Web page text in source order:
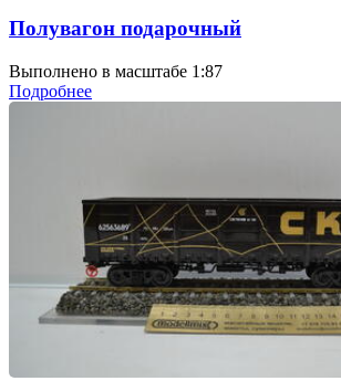
Полувагон подарочный
Выполнено в масштабе 1:87
Подробнее